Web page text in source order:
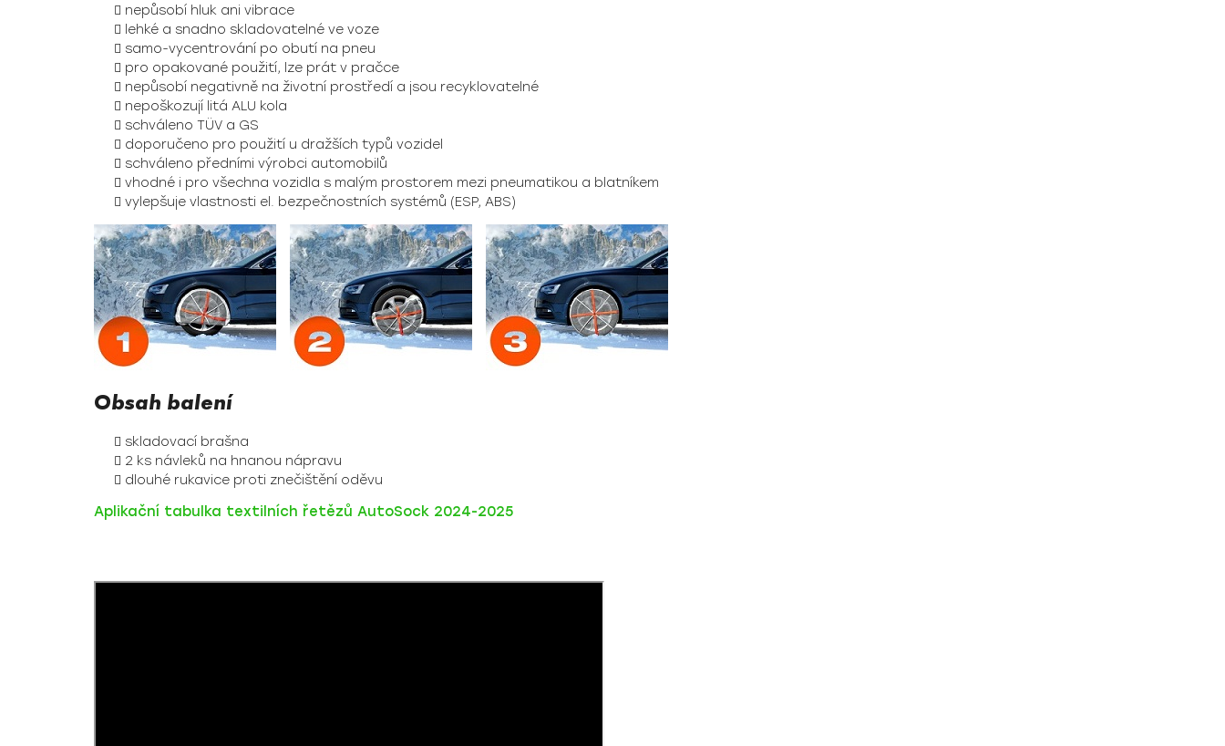
nepůsobí hluk ani vibrace
lehké a snadno skladovatelné ve voze
samo-vycentrování po obutí na pneu
pro opakované použití, lze prát v pračce
nepůsobí negativně na životní prostředí a jsou recyklovatelné
nepoškozují litá ALU kola
schváleno TÜV a GS
doporučeno pro použití u dražších typů vozidel
schváleno předními výrobci automobilů
vhodné i pro všechna vozidla s malým prostorem mezi pneumatikou a blatníkem
vylepšuje vlastnosti el. bezpečnostních systémů (ESP, ABS)
Obsah balení
skladovací brašna
2 ks návleků na hnanou nápravu
dlouhé rukavice proti znečištění oděvu
Aplikační tabulka textilních řetězů AutoSock 2024-2025